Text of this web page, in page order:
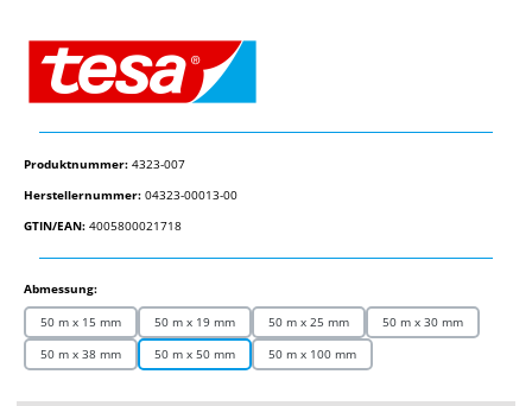
Produktnummer: 4323-007
Herstellernummer: 04323-00013-00
GTIN/EAN: 4005800021718
Abmessung:auswählen
50 m x 15 mm 50 m x 19 mm 50 m x 25 mm
50 m x 30 mm
50 m x 38 mm
50 m x 50 mm 50 m x 100 mm